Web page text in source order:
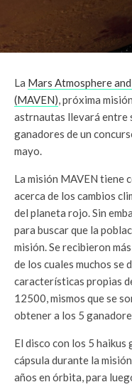
La Mars Atmosphere
(MAVEN), próxima
astrnautas llevará entre
ganadores de un
mayo.
La misión MAVEN tiene
acerca de los cambios
del planeta rojo. Sin
para buscar que la
misión. Se recibieron
de los cuales muchos se
características propias
12500, mismos que se
obtener a los 5
El disco con los 5 haikus
cápsula durante la
años en órbita, para